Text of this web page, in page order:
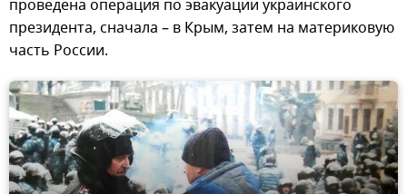
проведена операция по эвакуации украинского
президента, сначала – в Крым, затем на материковую
часть России.